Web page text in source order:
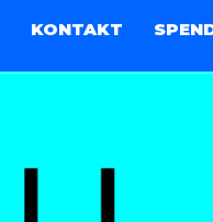
KONTAKT